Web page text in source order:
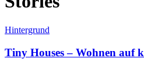
Hintergrund
Tiny Houses – Wohnen auf